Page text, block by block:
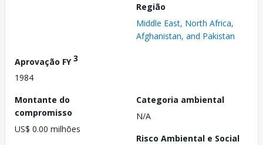
Região
Middle East, North Africa,
Afghanistan, and Pakistan
Aprovação FY3
1984
Montante do
compromisso
US$ 0.00 milhões
Categoria ambiental
N/A
Risco Ambiental e Social